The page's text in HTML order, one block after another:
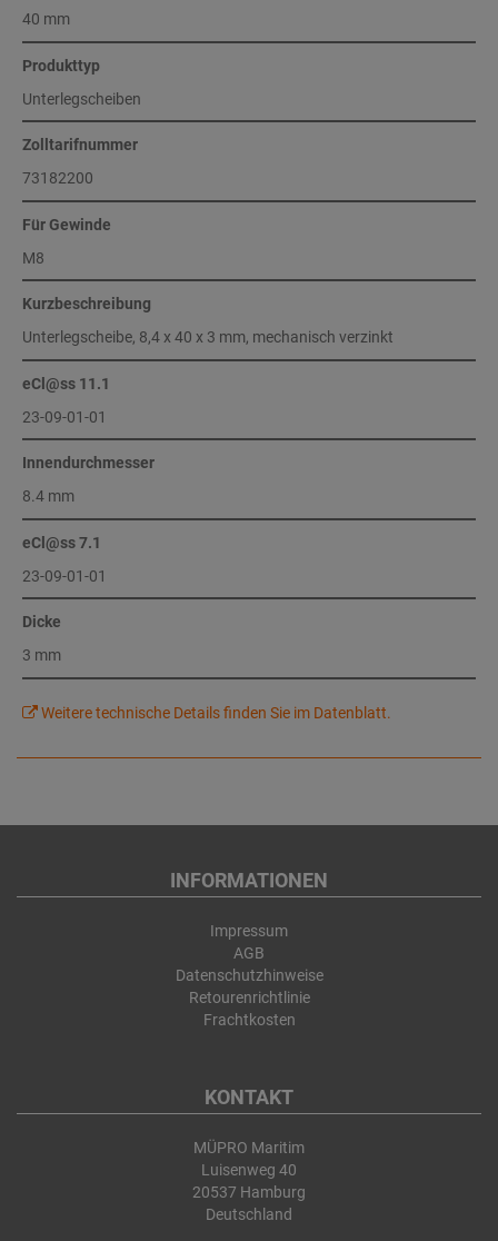
40 mm
Produkttyp
Unterlegscheiben
Zolltarifnummer
73182200
Für Gewinde
M8
Kurzbeschreibung
Unterlegscheibe, 8,4 x 40 x 3 mm, mechanisch verzinkt
eCl@ss 11.1
23-09-01-01
Innendurchmesser
8.4 mm
eCl@ss 7.1
23-09-01-01
Dicke
3 mm
Weitere technische Details finden Sie im Datenblatt.
INFORMATIONEN
Impressum
AGB
Datenschutzhinweise
Retourenrichtlinie
Frachtkosten
KONTAKT
MÜPRO Maritim
Luisenweg 40
20537 Hamburg
Deutschland